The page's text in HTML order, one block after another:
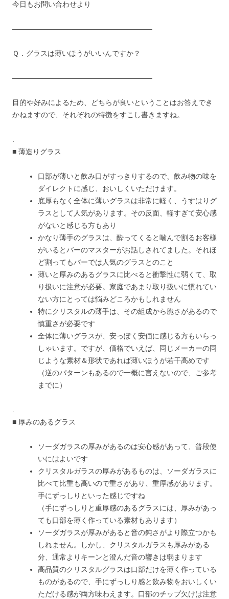
今日もお問い合わせより
———————————————————–
Ｑ．グラスは薄いほうがいいんですか？
———————————————————–
目的や好みによるため、どちらが良いということはお答えでき
かねますので、それぞれの特徴をすこし書きますね。
■ 薄造りグラス
口部が薄いと飲み口がすっきりするので、飲み物の味を
ダイレクトに感じ、おいしくいただけます。
底厚もなく全体に薄いグラスは非常に軽く、うすはりグ
ラスとして人気があります。その反面、軽すぎて安心感
がないと感じる方もあり
かなり薄手のグラスは、酔ってくると噛んで割るお客様
がいるとバーのマスターがお話しされてました。それほ
ど割ってもバーでは人気のグラスとのこと
薄いと厚みのあるグラスに比べると衝撃性に弱くて、取
り扱いに注意が必要。家庭であまり取り扱いに慣れてい
ない方にとっては悩みどころかもしれません
特にクリスタルの薄手は、その組成から脆さがあるので
慎重さが必要です
全体に薄いグラスが、安っぽく安価に感じる方もいらっ
しゃいます。ですが、価格でいえば、同じメーカーの同
じような素材＆形状であれば薄いほうが若干高めです
（逆のパターンもあるので一概に言えないので、ご参考
までに）
■ 厚みのあるグラス
ソーダガラスの厚みがあるのは安心感があって、普段使
いにはよいです
クリスタルガラスの厚みがあるものは、ソーダガラスに
比べて比重も高いので重さがあり、重厚感があります。
手にずっしりといった感じですね
（手にずっしりと重厚感のあるグラスには、厚みがあっ
ても口部を薄く作っている素材もあります）
ソーダガラスが厚みがあると音の鈍さがより際立つかも
しれません。しかし、クリスタルガラスも厚みがある
分、通常よりキーンと澄んだ音の響きは弱まります
高品質のクリスタルグラスは口部だけを薄く作っている
ものがあるので、手にずっしり感と飲み物をおいしくい
ただける感が両方味わえます。口部のチップ欠けは注意